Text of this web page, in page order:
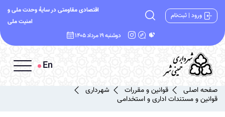
ورود | ثبت‌نام
اقتصادی مقاومتی در سایۀ وحدت ملی و
امنیت ملی
دوشنبه 19 مرداد 1405
En
صفحه اصلی شهرداری
قوانین و مقررات
قوانین و مستندات اداری و استخدامی